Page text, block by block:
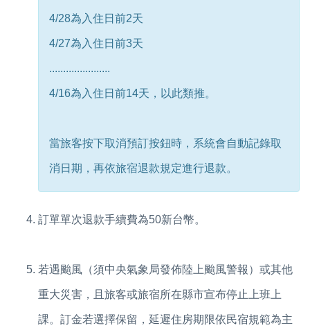
4/28為入住日前2天
4/27為入住日前3天
......................
4/16為入住日前14天，以此類推。
當旅客按下取消預訂按鈕時，系統會自動記錄取
消日期，再依旅宿退款規定進行退款。
訂單單次退款手續費為50新台幣。
若遇颱風（須中央氣象局發佈陸上颱風警報）或其他
重大災害，且旅客或旅宿所在縣市宣布停止上班上
課。訂金若選擇保留，延遲住房期限依民宿規範為主